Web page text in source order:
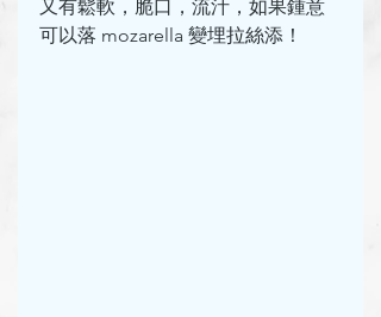
又有鬆軟，脆口，流汁，如果鍾意
可以落 mozarella 變埋拉絲添！